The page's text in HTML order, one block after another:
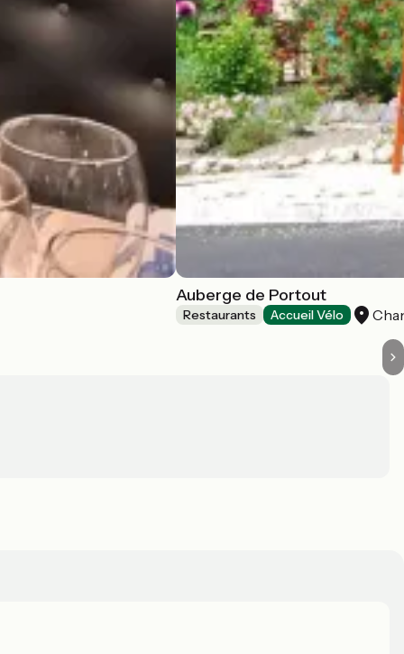
Auberge de Portout
Restaurants Accueil Vélo